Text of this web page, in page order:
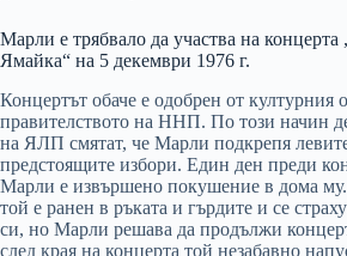
Марли е трябвало да участва на концерта
Ямайка“ на 5 декември 1976 г.
Концертът обаче е одобрен от културния
правителството на ННП. По този начин
на ЯЛП смятат, че Марли подкрепя
предстоящите избори. Един ден преди
Марли е извършено покушение в дома му.
той е ранен в ръката и гърдите и се
си, но Марли решава да продължи
след края на концерта той незабавно